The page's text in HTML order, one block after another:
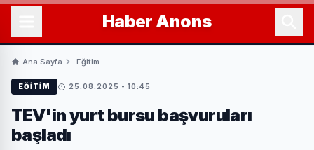
Haber Anons
Ana Sayfa Eğitim
EĞITIM 25.08.2025 - 10:45
TEV'in yurt bursu başvuruları
başladı